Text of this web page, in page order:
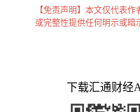
【免责声明】本文仅代表
或完整性提供任何明示或暗
下载汇通财经